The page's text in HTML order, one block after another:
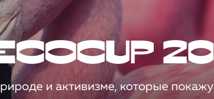
и активизме, которые